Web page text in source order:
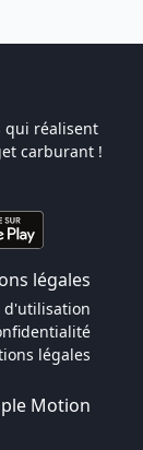
qui réalisent
carburant !
légales
d'utilisation
légales
Motion